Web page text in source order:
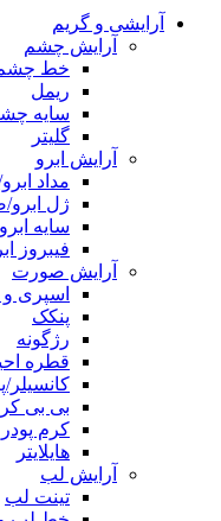
آرایشی و گریم
آرایش چشم
خط
ریمل
سایه
گلیتر
آرایش ابرو
مداد
ژل ابرو/
سایه ابرو
فیبروز
آرایش صورت
اسپری
پنکک
رژگونه
قطره
کانسیلر/
بی بی
کرم
هایلایتر
آرایش لب
تینت لب